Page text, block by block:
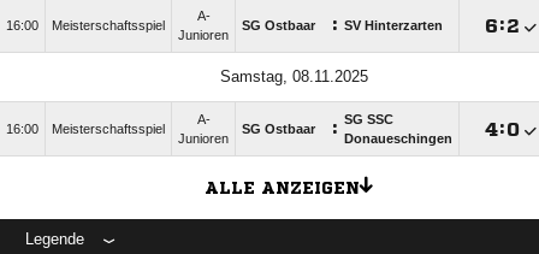
16:00 Meisterschaftsspiel
A-
Junioren
SG Ostbaar : SV Hinterzarten :
Samstag, 08.11.2025
16:00 Meisterschaftsspiel
A-
Junioren
SG Ostbaar : SG SSC
Donaueschingen
:
ALLE ANZEIGEN
Legende